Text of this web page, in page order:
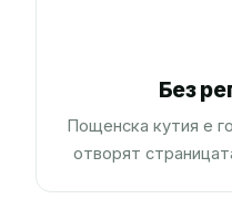
Без
Пощенска кутия е
отворят